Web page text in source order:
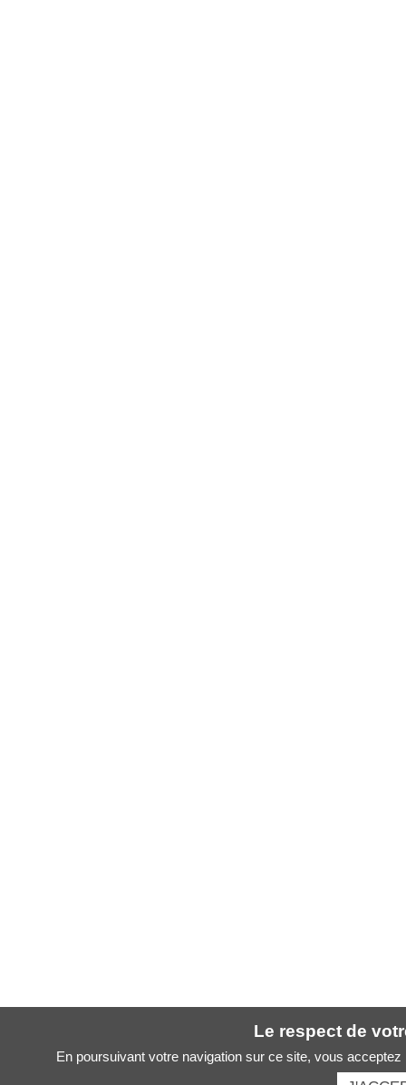
Le respect de
En poursuivant votre navigation sur ce site, vous